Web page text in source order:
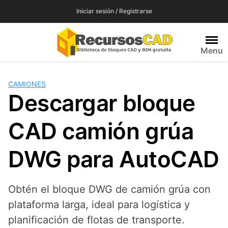
Iniciar sesión / Registrarse
Menu
CAMIONES
Descargar bloque
CAD camión grúa
DWG para AutoCAD
Obtén el bloque DWG de camión grúa con
plataforma larga, ideal para logística y
planificación de flotas de transporte.